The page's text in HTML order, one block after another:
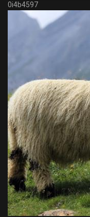
0i4b4597